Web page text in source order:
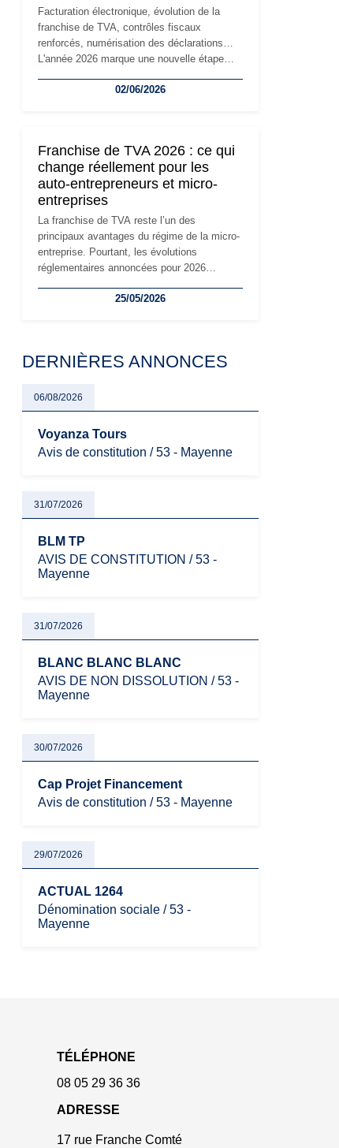
Facturation électronique, évolution de la
franchise de TVA, contrôles fiscaux
renforcés, numérisation des déclarations…
L'année 2026 marque une nouvelle étape
travailleurs indépendants. Si le régime de la
réglementaire plus exigeant. Décryptage des
principaux changements et des précautions
à prendre pour éviter les mauvaises
surprises.
02/06/2026
Franchise de TVA 2026 : ce qui
change réellement pour les
auto-entrepreneurs et micro-
entreprises
La franchise de TVA reste l’un des
principaux avantages du régime de la micro-
entreprise. Pourtant, les évolutions
réglementaires annoncées pour 2026
les auto-entrepreneurs, artisans et
évoluent dans un contexte de contrôle
oblige les indépendants à rester
particulièrement vigilants.
25/05/2026
DERNIÈRES ANNONCES
06/08/2026
Voyanza Tours
Avis de constitution / 53 - Mayenne
31/07/2026
BLM TP
AVIS DE CONSTITUTION / 53 -
Mayenne
31/07/2026
BLANC BLANC BLANC
AVIS DE NON DISSOLUTION / 53 -
Mayenne
30/07/2026
Cap Projet Financement
Avis de constitution / 53 - Mayenne
29/07/2026
ACTUAL 1264
Dénomination sociale / 53 -
Mayenne
TÉLÉPHONE
08 05 29 36 36
ADRESSE
17 rue Franche Comté